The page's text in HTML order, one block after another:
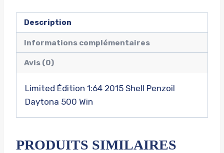
Description
Informations complémentaires
Avis (0)
Limited Édition 1:64 2015 Shell Penzoil
Daytona 500 Win
PRODUITS SIMILAIRES